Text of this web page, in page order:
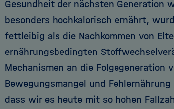
Gesundheit der nächsten Generation
besonders hochkalorisch ernährt,
fettleibig als die Nachkommen von
ernährungsbedingten
Mechanismen an die Folgegeneration
Bewegungsmangel und
dass wir es heute mit so hohen